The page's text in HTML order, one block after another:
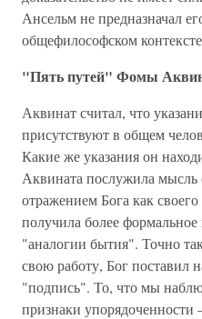
Ансельм не предназначал
общефилософском
"Пять путей" Фомы
Аквинат считал, что
присутствуют в общем
Какие же указания он
Аквината послужила
отражением Бога как
получила более
"аналогии бытия". Точно
свою работу, Бог поставил
"подпись". То, что мы
признаки